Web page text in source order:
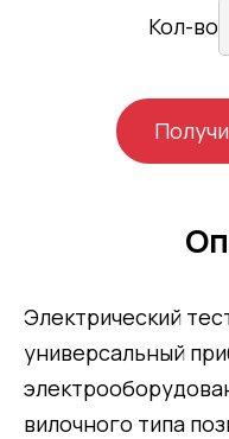
Кол-во
Электрический
универсальный
вилочного типа